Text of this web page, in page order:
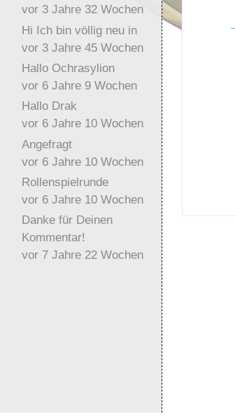
vor 3 Jahre 32 Wochen
Hi Ich bin völlig neu in
vor 3 Jahre 45 Wochen
Hallo Ochrasylion
vor 6 Jahre 9 Wochen
Hallo Drak
vor 6 Jahre 10 Wochen
Angefragt
vor 6 Jahre 10 Wochen
Rollenspielrunde
vor 6 Jahre 10 Wochen
Danke für Deinen
Kommentar!
vor 7 Jahre 22 Wochen